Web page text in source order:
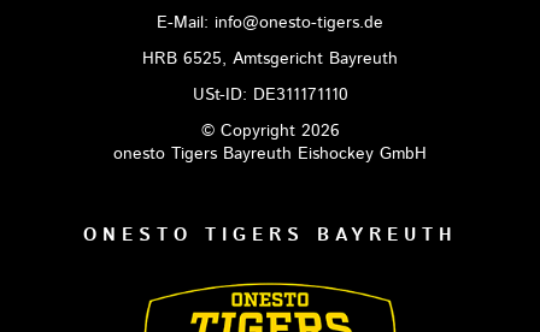
E-Mail: info@onesto-tigers.de
HRB 6525, Amtsgericht Bayreuth
USt-ID: DE311171110
© Copyright 2026
onesto Tigers Bayreuth Eishockey GmbH
ONESTO TIGERS BAYREUTH